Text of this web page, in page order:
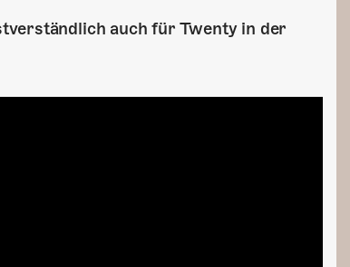
auch für Twenty in der